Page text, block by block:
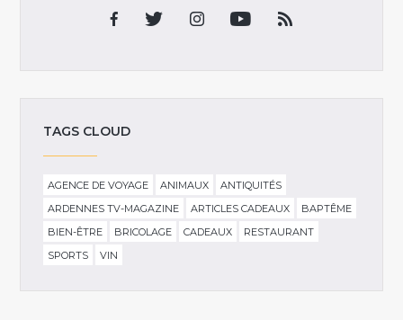
TAGS CLOUD
AGENCE DE VOYAGE ANIMAUX
ANTIQUITÉS
ARDENNES TV-MAGAZINE
ARTICLES CADEAUX
BAPTÊME
BIEN-ÊTRE
BRICOLAGE CADEAUX
RESTAURANT
SPORTS
VIN